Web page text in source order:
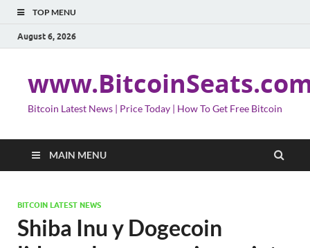
TOP MENU
August 6, 2026
Bitcoin Latest News | Price Today | How To Get Free Bitcoin
MAIN MENU
BITCOIN LATEST NEWS
Shiba Inu y Dogecoin